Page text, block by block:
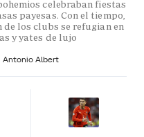
celebraban fiestas
payesas. Con el tiempo,
de los clubs se refugian en
y yates de lujo
Antonio Albert